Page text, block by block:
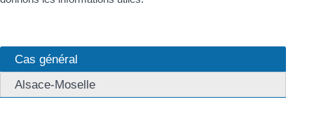
Cas général
Alsace-Moselle